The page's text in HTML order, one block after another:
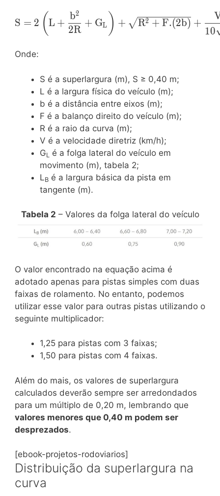
\mathrm{S=2\left(L+\dfrac{b^2}
{2R}+G_L\right)+\sqrt{R^2+F.
(2b)}+\dfrac{V}{10\sqrt{R}}-R-
S = 2 ( L +
2R
b2
+ GL ) + R2 + F.(2b) +
10
Onde:
S é a superlargura (m), S ≥ 0,40 m;
L é a largura física do veículo (m);
b é a distância entre eixos (m);
F é a balanço direito do veículo (m);
R é a raio da curva (m);
V é a velocidade diretriz (km/h);
GL
é a folga lateral do veículo em
movimento (m), tabela 2;
LB é a largura básica da pista em
tangente (m).
Tabela 2 – Valores da folga lateral do veículo
O valor encontrado na equação acima é
adotado apenas para pistas simples com duas
faixas de rolamento. No entanto, podemos
utilizar esse valor para outras pistas utilizando o
seguinte multiplicador:
1,25 para pistas com 3 faixas;
1,50 para pistas com 4 faixas.
Além do mais, os valores de superlargura
calculados deverão sempre ser arredondados
para um múltiplo de 0,20 m, lembrando que
valores menores que 0,40 m podem ser
desprezados.
[ebook-projetos-rodoviarios]
Distribuição da superlargura na
curva